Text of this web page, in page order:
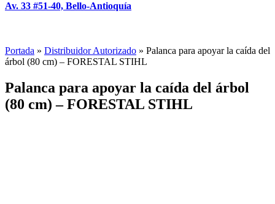
Av. 33 #51-40, Bello-Antioquía
Portada » Distribuidor Autorizado » Palanca para apoyar la caída del
árbol (80 cm) – FORESTAL STIHL
Palanca para apoyar la caída del árbol
(80 cm) – FORESTAL STIHL